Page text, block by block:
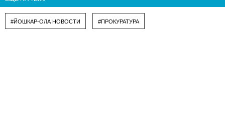
#ЙОШКАР-ОЛА НОВОСТИ #ПРОКУРАТУРА